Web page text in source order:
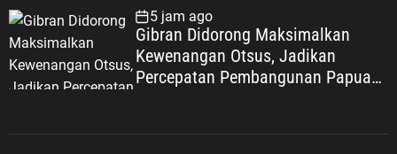
5 jam ago
Gibran Didorong Maksimalkan
Kewenangan Otsus, Jadikan
Percepatan Pembangunan Papua